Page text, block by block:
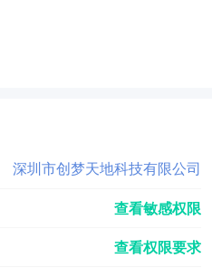
深圳市创梦天地科技有限公司
查看敏感权限
查看权限要求